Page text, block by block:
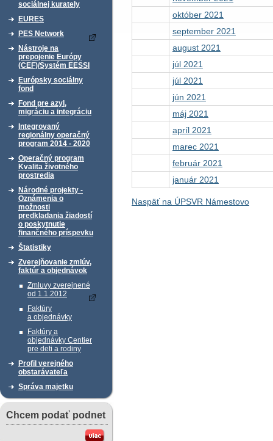
sociálnej kurately
EURES
PES Network
Nástroje na
prepojenie Európy
(CEF)/Systém EESSI
Európsky sociálny
fond
Fond pre azyl,
migráciu a integráciu
Integrovaný
regionálny operačný
program 2014 - 2020
Operačný program
Kvalita životného
prostredia
Národné projekty -
Oznámenia o
možnosti
predkladania žiadostí
o poskytnutie
finančného príspevku
Štatistiky
Zverejňovanie zmlúv,
faktúr a objednávok
Zmluvy zverejnené
od 1.1.2012
Faktúry
a objednávky
Faktúry a
objednávky Centier
pre deti a rodiny
Profil verejného
obstarávateľa
Správa majetku
Chcem podať podnet
október 2021
september 2021
august 2021
júl 2021
júl 2021
jún 2021
máj 2021
apríl 2021
marec 2021
február 2021
január 2021
Naspäť na ÚPSVR Námestovo